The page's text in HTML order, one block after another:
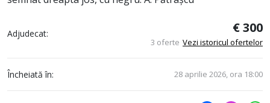
Adjudecat: € 300
3 oferte Vezi istoricul ofertelor
Încheiată în: 28 aprilie 2026, ora 18:00